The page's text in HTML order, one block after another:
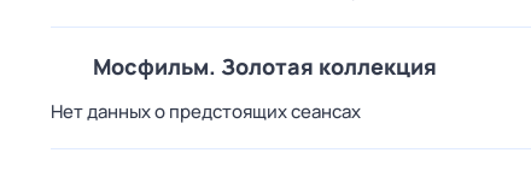
Мосфильм. Золотая коллекция
Нет данных о предстоящих сеансах